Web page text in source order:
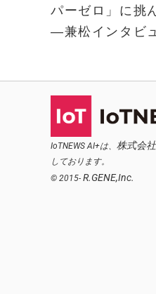
パーゼロ」に挑
―兼松インタビ
IoTNEWS AI+は、 株式会
しております。
© 2015- R.GENE,Inc.